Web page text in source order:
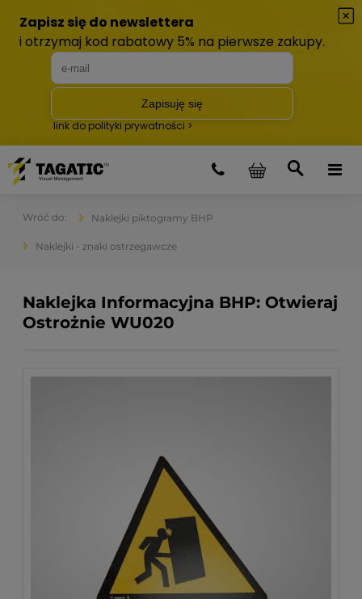
Naklejki piktogramy BHP
Naklejki - znaki ostrzegawcze
Naklejka Informacyjna BHP: Otwieraj
Ostrożnie WU020